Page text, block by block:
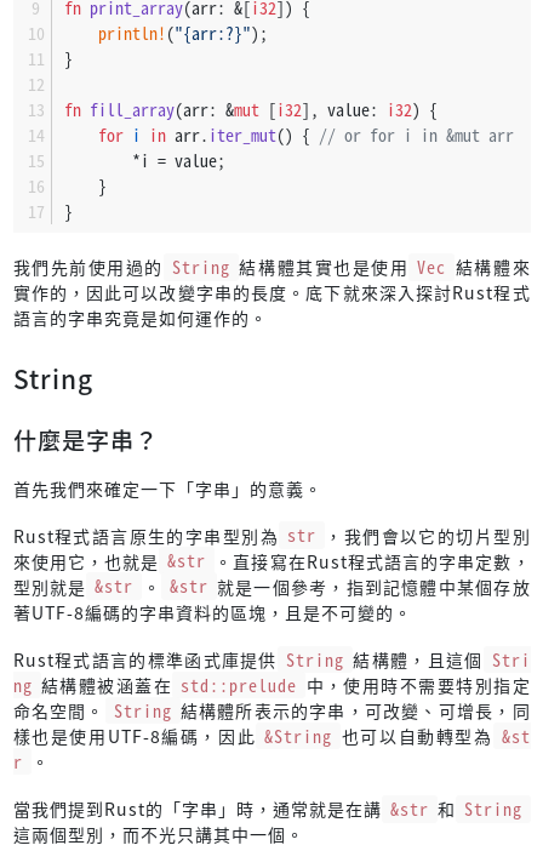
fn print_array(arr: &[i32]) {
println! ("{arr:?}");
}
fn fill_array(arr: &mut [i32], value: i32) {
for i in arr. iter_mut() { // or for i in &mut arr
        *i = value;
    }
}
我們先前使用過的 String 結構體其實也是使用 Vec 結構體來
實作的，因此可以改變字串的長度。底下就來深入探討Rust程式
語言的字串究竟是如何運作的。
String
什麼是字串？
首先我們來確定一下「字串」的意義。
Rust程式語言原生的字串型別為 str
，我們會以它的切片型別
來使用它，也就是 &str
。直接寫在Rust程式語言的字串定數，
型別就是 &str 。 &str 就是一個參考，指到記憶體中某個存放
著UTF-8編碼的字串資料的區塊，且是不可變的。
Rust程式語言的標準函式庫提供 String 結構體，且這個 Stri
ng 結構體被涵蓋在 std::prelude 中，使用時不需要特別指定
命名空間。
String 結構體所表示的字串，可改變、可增長，同
樣也是使用UTF-8編碼，因此 &String 也可以自動轉型為 &st
r
。
當我們提到Rust的「字串」時，通常就是在講 &str 和 String
這兩個型別，而不光只講其中一個。